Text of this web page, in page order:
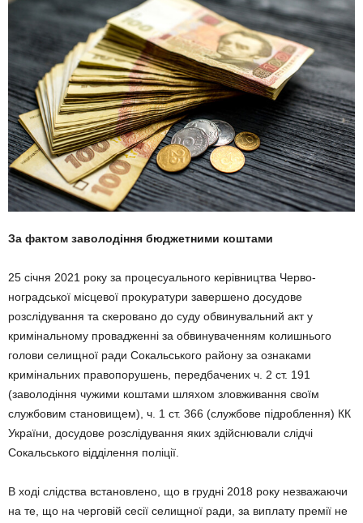
За фактом заволодіння бюджетними коштами
25 січня 2021 року за процесуального керівництва Черво­
ноградської місцевої прокуратури завершено досудове
розслідування та скеровано до суду обвинувальний акт у
кримінальному провадженні за обвинуваченням колишнього
голови cелищної ради Сокальського району за ознаками
кримінальних правопорушень, передбачених ч. 2 ст. 191
(заволодіння чужими коштами шляхом зловживання своїм
службовим становищем), ч. 1 ст. 366 (службове підроблення) КК
України, досудове розслідування яких здійснювали слідчі
Сокальського відділення поліції.
В ході слідства встановлено, що в грудні 2018 року незважаючи
на те, що на черговій сесії селищної ради, за виплату премії не